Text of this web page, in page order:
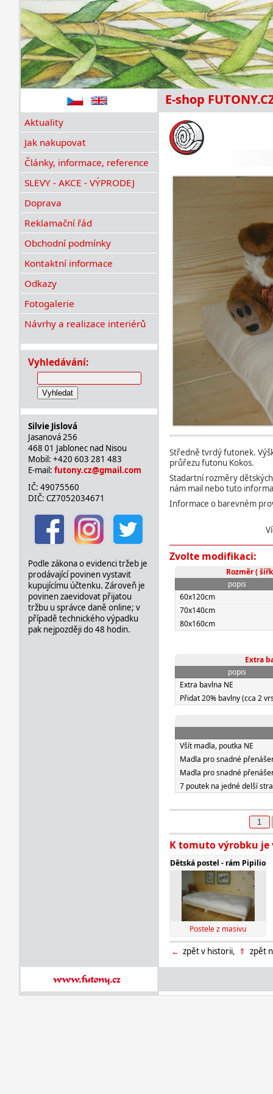
E-shop
Aktuality
Jak nakupovat
Články, informace, reference
SLEVY - AKCE - VÝPRODEJ
Doprava
Reklamační řád
Obchodní podmínky
Kontaktní informace
Odkazy
Fotogalerie
Návrhy a realizace interiérů
Vyhledávání:
Vyhledat
Silvie Jislová
Jasanová 256
468 01 Jablonec nad Nisou
Mobil: +420 603 281 483
E-mail: futony.cz@gmail.com
IČ: 49075560
DIČ: CZ7052034671
Podle zákona o evidenci tržeb je
prodávající povinen vystavit
kupujícímu účtenku. Zároveň je
povinen zaevidovat přijatou
tržbu u správce daně online; v
případě technického výpadku
pak nejpozději do 48 hodin.
Středně tvrdý futonek.
průřezu futonu Kokos.
Stadartní rozměry
nám mail nebo tuto
Informace o barevném
Zvolte modifikaci:
Rozměr (
popis
60x120cm
70x140cm
80x160cm
Extra
popis
Extra bavlna NE
Přidat 20% bavlny (cca 2
Všít madla, poutka NE
Madla pro snadné
Madla pro snadné
7 poutek na jedné delší
K tomuto výrobku je
Dětská postel - rám Pipilio
Postele z masivu
← zpět v historii, ⇑ zpět